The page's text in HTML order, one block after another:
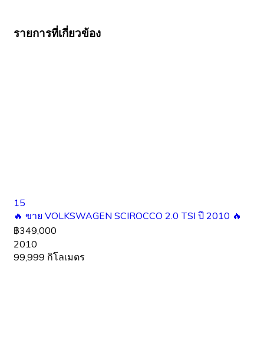
รายการที่เกี่ยวข้อง
15
🔥 ขาย VOLKSWAGEN SCIROCCO 2.0 TSI ปี 2010 🔥
฿349,000
2010
99,999 กิโลเมตร